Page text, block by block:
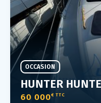
HUNTER
60 000€ TTC
OCCASION